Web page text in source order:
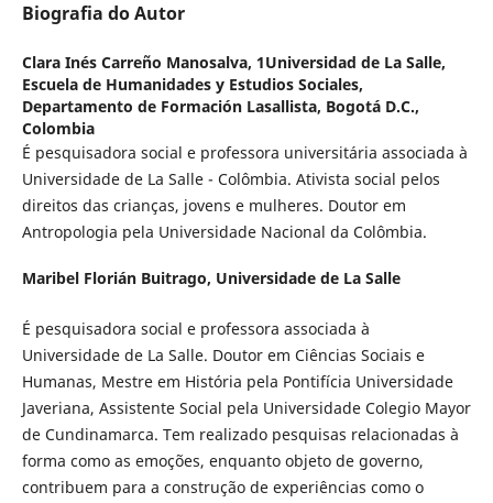
Biografia do Autor
Clara Inés Carreño Manosalva, 1Universidad de La Salle,
Escuela de Humanidades y Estudios Sociales,
Departamento de Formación Lasallista, Bogotá D.C.,
Colombia
É pesquisadora social e professora universitária associada à
Universidade de La Salle - Colômbia. Ativista social pelos
direitos das crianças, jovens e mulheres. Doutor em
Antropologia pela Universidade Nacional da Colômbia.
Maribel Florián Buitrago, Universidade de La Salle
É pesquisadora social e professora associada à
Universidade de La Salle. Doutor em Ciências Sociais e
Humanas, Mestre em História pela Pontifícia Universidade
Javeriana, Assistente Social pela Universidade Colegio Mayor
de Cundinamarca. Tem realizado pesquisas relacionadas à
forma como as emoções, enquanto objeto de governo,
contribuem para a construção de experiências como o